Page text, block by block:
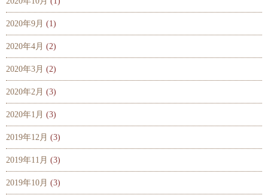
2020年9月 (1)
2020年4月 (2)
2020年3月 (2)
2020年2月 (3)
2020年1月 (3)
2019年12月 (3)
2019年11月 (3)
2019年10月 (3)